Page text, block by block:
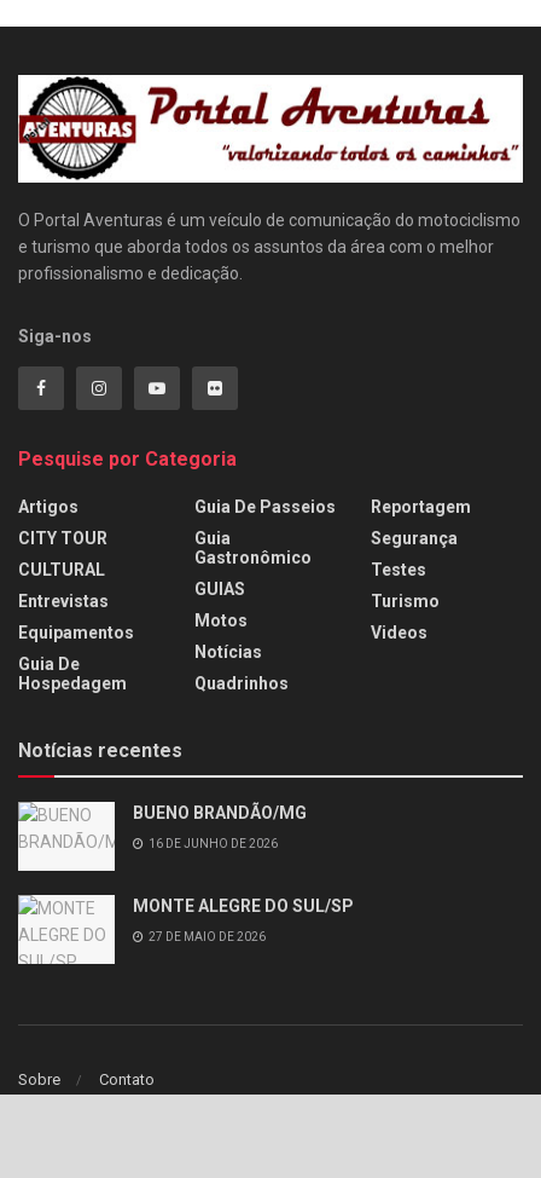
O Portal Aventuras é um veículo de comunicação do motociclismo
e turismo que aborda todos os assuntos da área com o melhor
profissionalismo e dedicação.
Siga-nos
Pesquise por Categoria
Artigos
CITY TOUR
CULTURAL
Entrevistas
Equipamentos
Guia De
Hospedagem
Guia De Passeios
Guia
Gastronômico
GUIAS
Motos
Notícias
Quadrinhos
Reportagem
Segurança
Testes
Turismo
Videos
Notícias recentes
BUENO BRANDÃO/MG
16 DE JUNHO DE 2026
MONTE ALEGRE DO SUL/SP
27 DE MAIO DE 2026
Sobre Contato